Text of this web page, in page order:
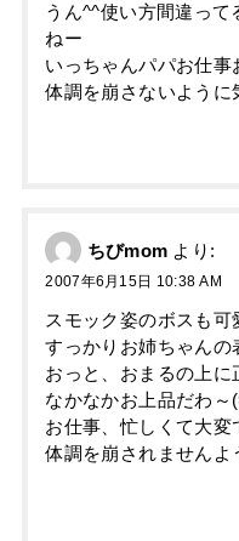
うん^^使い方間違って
ねー
いっちゃんパパお仕事
体調を崩さないように
ちびmom より:
2007年6月15日 10:38 AM
スモック姿のボスも可
すっかりお姉ちゃんの
おっと、おまるの上に
なかなかお上品だわ～
お仕事、忙しくて大変
体調を崩されませんよ